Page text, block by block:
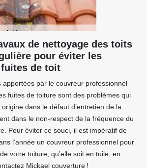
de nettoyage des toits
pour éviter les
de toit
apportées par le couvreur professionnel
fuites de toiture sont des problèmes qui
dans le défaut d’entretien de la
dans le non-respect de la fréquence du
Pour éviter ce souci, il est impératif de
l’année un couvreur professionnel pour
votre toiture, qu’elle soit en tuile, en
Mickael couverture !